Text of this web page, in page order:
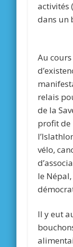
activités
dans un
Au cours
relais
de la
profit de
vélo,
le
Il y eut